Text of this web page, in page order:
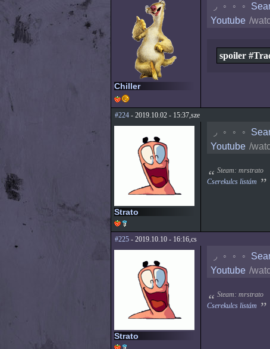
Chiller
◟ ◦ ◦ ◦
Youtube /
spoiler
#224- 2019.10.02 - 15:37,sze
Strato
◟ ◦ ◦ ◦
Youtube /
Steam: mrstrato
Cserekulcs listám
#225- 2019.10.10 - 16:16,cs
Strato
◟ ◦ ◦ ◦
Youtube /
Steam: mrstrato
Cserekulcs listám